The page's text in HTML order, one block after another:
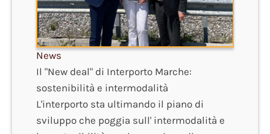
News
Il "New deal" di Interporto Marche:
sostenibilità e intermodalità
L'interporto sta ultimando il piano di
sviluppo che poggia sull' intermodalità e